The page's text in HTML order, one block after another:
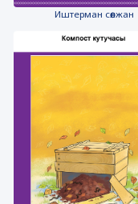
Иштерман сөөлжан